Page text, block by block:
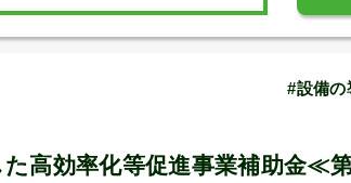
#設備の
た高効率化等促進事業補助金≪